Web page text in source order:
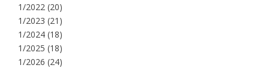
1/2022 (20)
1/2023 (21)
1/2024 (18)
1/2025 (18)
1/2026 (24)